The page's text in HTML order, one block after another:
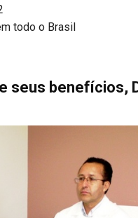
todo o Brasil
seus benefícios,